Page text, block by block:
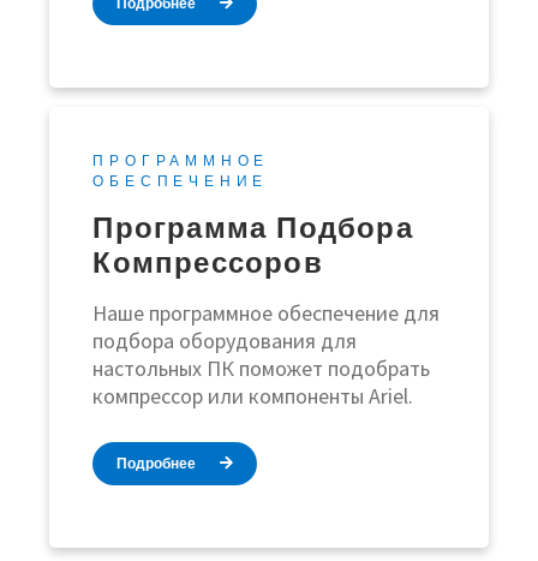
Программа Подбора
Компрессоров
ПРОГРАММНОЕ
ОБЕСПЕЧЕНИЕ
Наше программное обеспечение для
подбора оборудования для
настольных ПК поможет подобрать
компрессор или компоненты Ariel.
Подробнее